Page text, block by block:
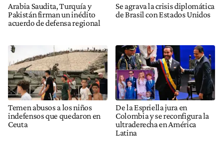
Arabia Saudita, Turquía y
Pakistán firman un inédito
acuerdo de defensa regional
Se agrava la crisis diplomática
de Brasil con Estados Unidos
Temen abusos a los niños
indefensos que quedaron en
Ceuta
De la Espriella jura en
Colombia y se reconfigura la
ultraderecha en América
Latina